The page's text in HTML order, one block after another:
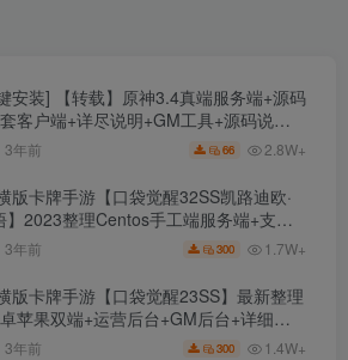
安装] 【转载】原神3.4真端服务端+源码
客户端+详尽说明+GM工具+源码说明
3年前 66 2.8W+
版卡牌手游【口袋觉醒32SS凯路迪欧·
】2023整理Centos手工端服务端+支付
+安卓苹果双端+运营后台+GM授权后台
后台
3年前 300 1.7W+
版卡牌手游【口袋觉醒23SS】最新整理
苹果双端+运营后台+GM后台+详细搭
程
3年前 300 1.4W+